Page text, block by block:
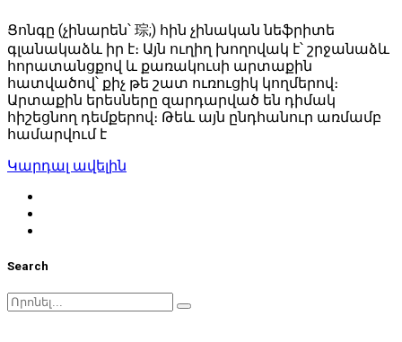
Ցոնգը (չինարեն՝ 琮;) հին չինական նեֆրիտե
գլանակաձև իր է։ Այն ուղիղ խողովակ է՝ շրջանաձև
հորատանցքով և քառակուսի արտաքին
հատվածով՝ քիչ թե շատ ուռուցիկ կողմերով։
Արտաքին երեսները զարդարված են դիմակ
հիշեցնող դեմքերով։ Թեև այն ընդհանուր առմամբ
համարվում է
Կարդալ ավելին
Search
Search
for: